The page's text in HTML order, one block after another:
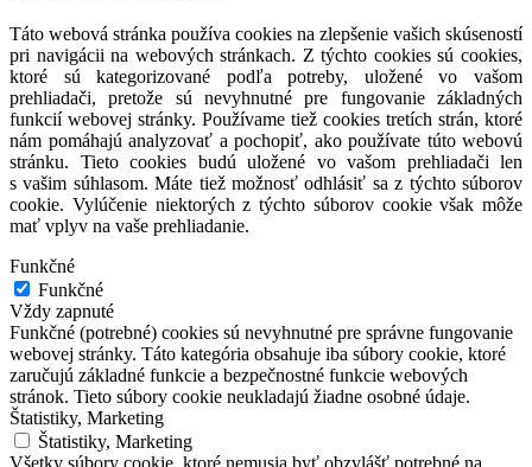
Táto webová stránka používa cookies na zlepšenie vašich skúseností
pri navigácii na webových stránkach. Z týchto cookies sú cookies,
ktoré sú kategorizované podľa potreby, uložené vo vašom
prehliadači, pretože sú nevyhnutné pre fungovanie základných
funkcií webovej stránky. Používame tiež cookies tretích strán, ktoré
nám pomáhajú analyzovať a pochopiť, ako používate túto webovú
stránku. Tieto cookies budú uložené vo vašom prehliadači len
s vašim súhlasom. Máte tiež možnosť odhlásiť sa z týchto súborov
cookie. Vylúčenie niektorých z týchto súborov cookie však môže
mať vplyv na vaše prehliadanie.
Funkčné
Funkčné
Vždy zapnuté
Funkčné (potrebné) cookies sú nevyhnutné pre správne fungovanie
webovej stránky. Táto kategória obsahuje iba súbory cookie, ktoré
zaručujú základné funkcie a bezpečnostné funkcie webových
stránok. Tieto súbory cookie neukladajú žiadne osobné údaje.
Štatistiky, Marketing
Štatistiky, Marketing